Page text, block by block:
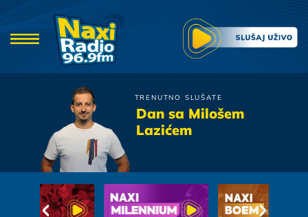
TRENUTNO SLUŠATE
Dan sa Milošem
Lazićem
Piloti